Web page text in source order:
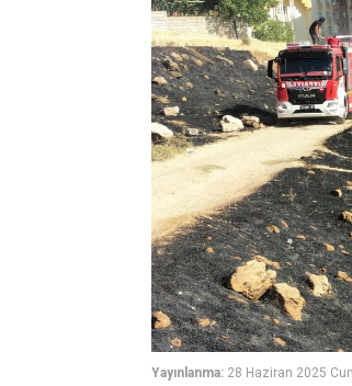
Yayınlanma: 28 Haziran 2025